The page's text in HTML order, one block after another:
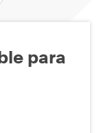
para